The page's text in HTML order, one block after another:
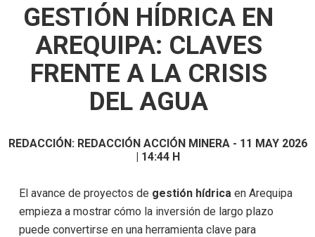
GESTIÓN HÍDRICA EN
AREQUIPA: CLAVES
FRENTE A LA CRISIS
DEL AGUA
REDACCIÓN: REDACCIÓN ACCIÓN MINERA- 11 MAY 2026
| 14:44 H
El avance de proyectos de gestión hídrica en Arequipa
empieza a mostrar cómo la inversión de largo plazo
puede convertirse en una herramienta clave para